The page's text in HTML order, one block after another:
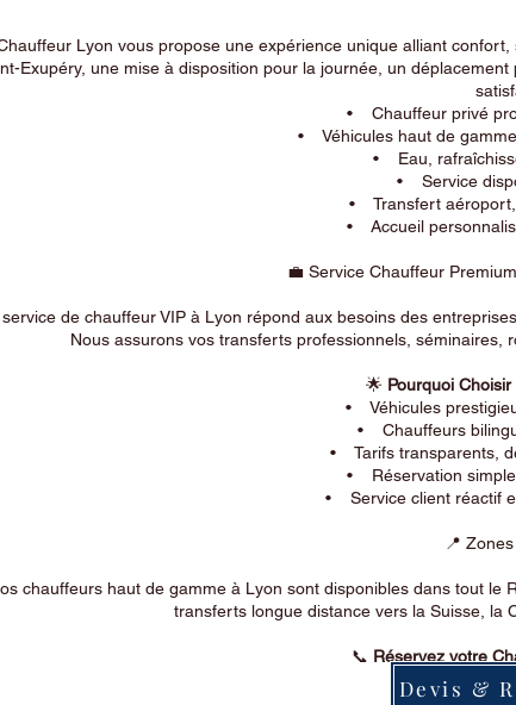
Lyon vous propose une expérience unique alliant
Exupéry, une mise à disposition pour la journée, un
• Chauffeur privé
• Véhicules haut de gamme
• Eau,
• Service
• Transfert aéroport,
• Accueil
💼 Service Chauffeur
de chauffeur VIP à Lyon répond aux besoins des
Nous assurons vos transferts professionnels, séminaires,
🌟 Pourquoi
• Véhicules
• Chauffeurs
• Tarifs transparents,
• Réservation simple
• Service client réactif
📍
chauffeurs haut de gamme à Lyon sont disponibles dans tout
transferts longue distance vers la Suisse, la
📞 Réservez votre
Devis &